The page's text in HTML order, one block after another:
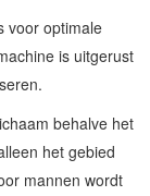
voor optimale
is uitgerust
behalve het
het gebied
mannen wordt